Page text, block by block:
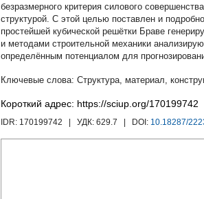
безразмерного критерия силового
структурой. С этой целью поставлен и
простейшей кубической решётки Браве
и методами строительной механики
определённым потенциалом для
Структура, материал,
Короткий адрес: https://sciup.org/170199742
IDR: 170199742 | УДК: 629.7 | DOI: 10.18287/